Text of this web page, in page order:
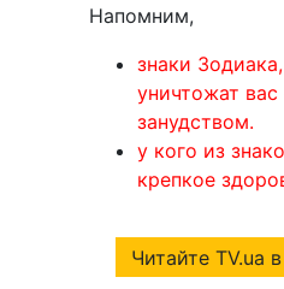
Напомним,
знаки
уничтожат
занудством.
у кого из
крепкое
Читайте TV.ua